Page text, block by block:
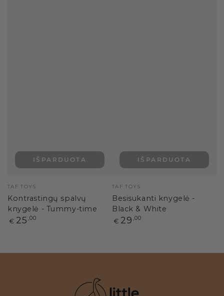
Pardavėjas:
TAF TOYS
Kontrastingų spalvų
knygelė - Tummy-time
Paprasta
€ 25 ,00
IŠPARDUOTA
Pardavėjas:
TAF TOYS
Besisukanti knygelė -
Black & White
Paprasta
€ 29 ,00
IŠPARDUOTA